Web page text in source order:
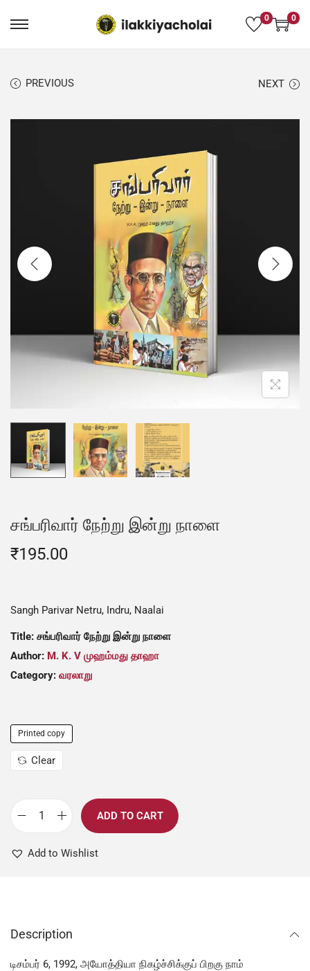
0 0
PREVIOUS NEXT
சங்பரிவார் நேற்று இன்று நாளை
₹195.00
Sangh Parivar Netru, Indru, Naalai
Title: சங்பரிவார் நேற்று இன்று நாளை
Author: M. K. V முஹம்மது தாஹா
Category: வரலாறு
Printed copy
Clear
ADD TO CART
Add to Wishlist
Description
டிசம்பர் 6, 1992, அயோத்தியா நிகழ்ச்சிக்குப் பிறகு நாம்